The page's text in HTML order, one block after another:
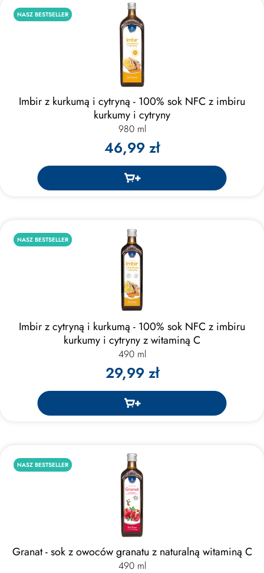
NASZ BESTSELLER
Imbir z kurkumą i cytryną - 100% sok NFC z imbiru
kurkumy i cytryny
980 ml
46,99 zł
NASZ BESTSELLER
Imbir z cytryną i kurkumą - 100% sok NFC z imbiru
kurkumy i cytryny z witaminą C
490 ml
29,99 zł
NASZ BESTSELLER
Granat - sok z owoców granatu z naturalną witaminą C
490 ml